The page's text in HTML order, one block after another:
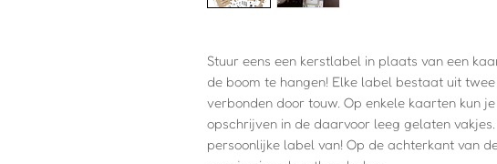
Stuur eens een kerstlabel in plaats van een
de boom te hangen! Elke label bestaat uit
verbonden door touw. Op enkele kaarten kun
opschrijven in de daarvoor leeg gelaten
persoonlijke label van! Op de achterkant van